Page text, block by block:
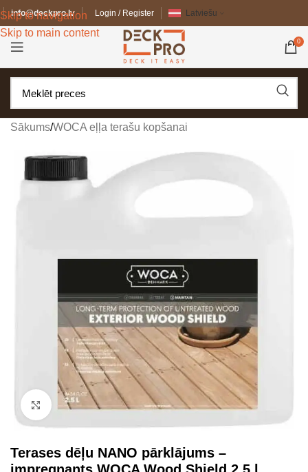
Skip to navigation
Skip to main content
info@deckpro.lv Login / Register Latviešu
0
Sākums/WOCA eļļa terašu kopšanai
Click to enlarge
Terases dēļu NANO pārklājums –